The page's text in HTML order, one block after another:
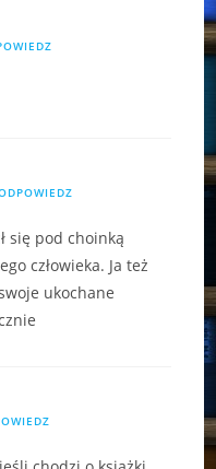
się pod choinką
człowieka. Ja też
ukochane